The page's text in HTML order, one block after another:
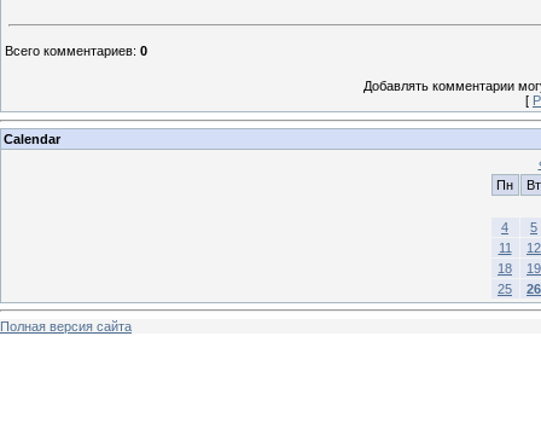
Всего комментариев: 0
Добавлять комментарии
[
Calendar
Пн
Вт
4
5
11
12
18
19
25
26
Полная версия сайта